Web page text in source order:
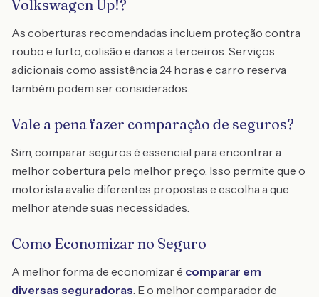
Volkswagen Up!?
As coberturas recomendadas incluem proteção contra
roubo e furto, colisão e danos a terceiros. Serviços
adicionais como assistência 24 horas e carro reserva
também podem ser considerados.
Vale a pena fazer comparação de seguros?
Sim, comparar seguros é essencial para encontrar a
melhor cobertura pelo melhor preço. Isso permite que o
motorista avalie diferentes propostas e escolha a que
melhor atende suas necessidades.
Como Economizar no Seguro
A melhor forma de economizar é comparar em
diversas seguradoras. E o melhor comparador de